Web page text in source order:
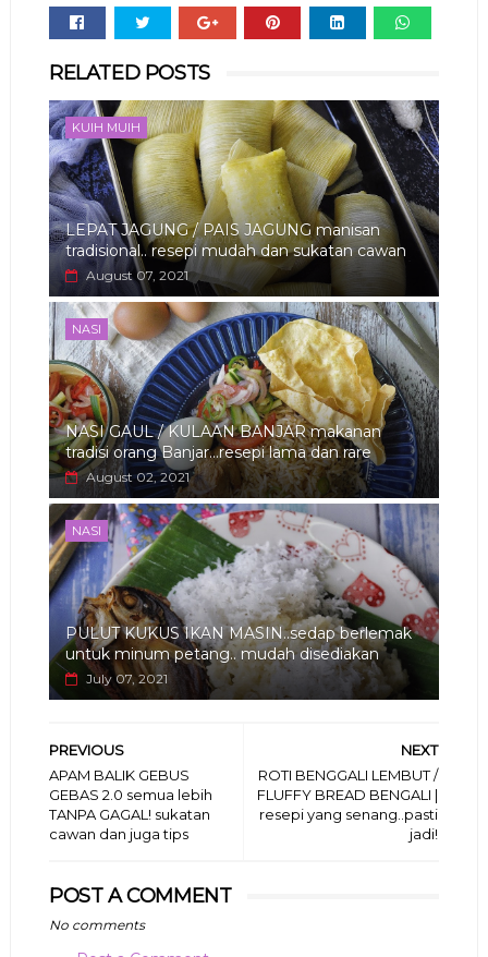
RELATED POSTS
KUIH MUIH
LEPAT JAGUNG / PAIS JAGUNG manisan
tradisional.. resepi mudah dan sukatan cawan
August 07, 2021
NASI
NASI GAUL / KULAAN BANJAR makanan
tradisi orang Banjar...resepi lama dan rare
August 02, 2021
NASI
PULUT KUKUS IKAN MASIN..sedap berlemak
untuk minum petang.. mudah disediakan
July 07, 2021
NEXT
ROTI BENGGALI LEMBUT /
FLUFFY BREAD BENGALI |
resepi yang senang..pasti
jadi!
PREVIOUS
APAM BALIK GEBUS
GEBAS 2.0 semua lebih
TANPA GAGAL! sukatan
cawan dan juga tips
POST A COMMENT
No comments